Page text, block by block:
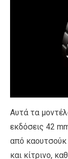
Αυτά τα
εκδόσεις 42
από καουτσούκ
και κίτρινο,